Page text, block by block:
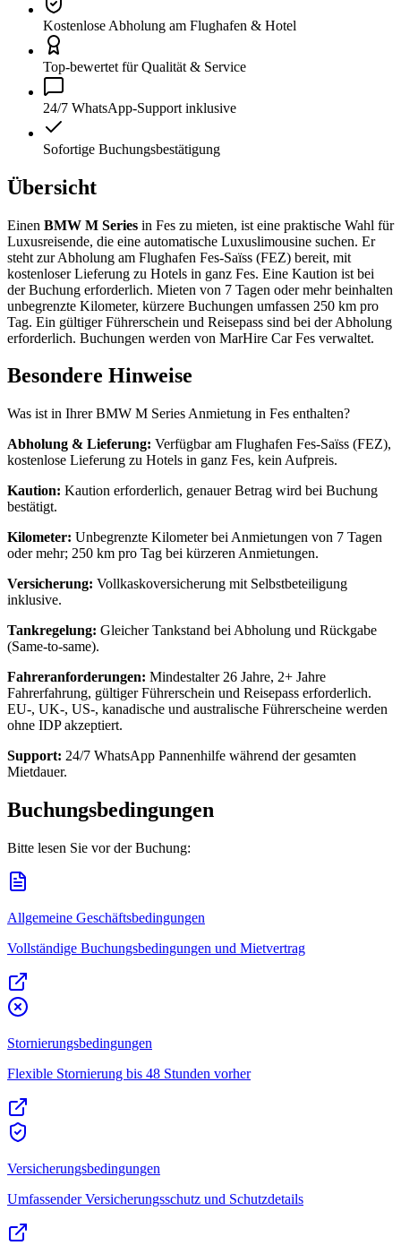
Kostenlose Abholung am Flughafen & Hotel
Top-bewertet für Qualität & Service
24/7 WhatsApp-Support inklusive
Sofortige Buchungsbestätigung
Übersicht
Einen BMW M Series in Fes zu mieten, ist eine praktische Wahl für
Luxusreisende, die eine automatische Luxuslimousine suchen. Er
steht zur Abholung am Flughafen Fes-Saïss (FEZ) bereit, mit
kostenloser Lieferung zu Hotels in ganz Fes. Eine Kaution ist bei
der Buchung erforderlich. Mieten von 7 Tagen oder mehr beinhalten
unbegrenzte Kilometer, kürzere Buchungen umfassen 250 km pro
Tag. Ein gültiger Führerschein und Reisepass sind bei der Abholung
erforderlich. Buchungen werden von MarHire Car Fes verwaltet.
Besondere Hinweise
Was ist in Ihrer BMW M Series Anmietung in Fes enthalten?
Abholung & Lieferung: Verfügbar am Flughafen Fes-Saïss (FEZ),
kostenlose Lieferung zu Hotels in ganz Fes, kein Aufpreis.
Kaution: Kaution erforderlich, genauer Betrag wird bei Buchung
bestätigt.
Kilometer: Unbegrenzte Kilometer bei Anmietungen von 7 Tagen
oder mehr; 250 km pro Tag bei kürzeren Anmietungen.
Versicherung: Vollkaskoversicherung mit Selbstbeteiligung
inklusive.
Tankregelung: Gleicher Tankstand bei Abholung und Rückgabe
(Same-to-same).
Fahreranforderungen: Mindestalter 26 Jahre, 2+ Jahre
Fahrerfahrung, gültiger Führerschein und Reisepass erforderlich.
EU-, UK-, US-, kanadische und australische Führerscheine werden
ohne IDP akzeptiert.
Support: 24/7 WhatsApp Pannenhilfe während der gesamten
Mietdauer.
Buchungsbedingungen
Bitte lesen Sie vor der Buchung:
Allgemeine Geschäftsbedingungen
Vollständige Buchungsbedingungen und Mietvertrag
Stornierungsbedingungen
Flexible Stornierung bis 48 Stunden vorher
Versicherungsbedingungen
Umfassender Versicherungsschutz und Schutzdetails